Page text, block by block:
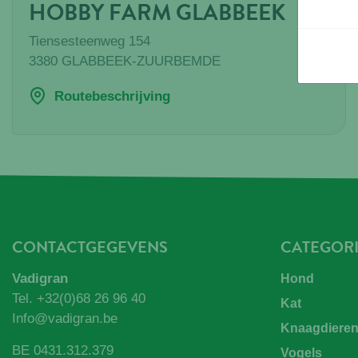
HOBBY FARM GLABBEEK
Tiensesteenweg 154
3380 GLABBEEK-ZUURBEMDE
Routebeschrijving
CONTACTGEGEVENS
Vadigran
Tel. +32(0)68 26 96 40
Info@vadigran.be
BE 0431.312.379
Hond
Kat
Knaagdieren
Vogels